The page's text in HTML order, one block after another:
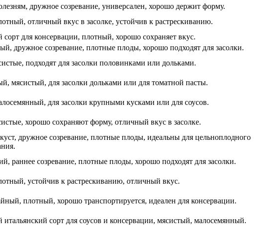
дружное созревание, универсален, хорошо держит форму.
отличный вкус в засолке, устойчив к растрескиванию.
сорт для консервации, плотный, хорошо сохраняет вкус.
дружное созревание, плотные плоды, хорошо подходят для засолки.
подходят для засолки половинками или дольками.
мясистый, для засолки дольками или для томатной пасты.
для засолки крупными кусками или для соусов.
хорошо сохраняют форму, отличный вкус в засолке.
дружное созревание, плотные плоды, идеальны для цельноплодного
раннее созревание, плотные плоды, хорошо подходят для засолки.
устойчив к растрескиванию, отличный вкус.
плотный, хорошо транспортируется, идеален для консервации.
итальянский сорт для соусов и консервации, мясистый, малосемянный.